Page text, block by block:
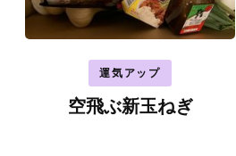
運気アップ
空飛ぶ新玉ねぎ